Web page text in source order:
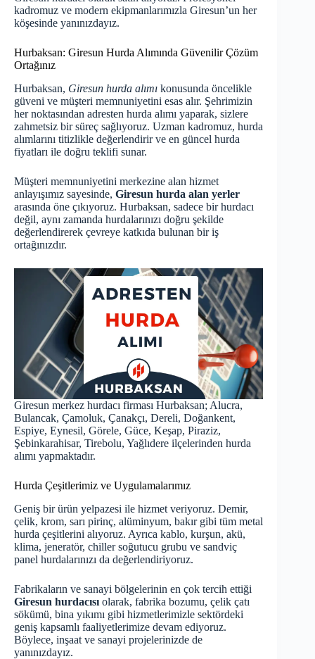
kadromuz ve modern ekipmanlarımızla Giresun’un her
köşesinde yanınızdayız.
Hurbaksan: Giresun Hurda Alımında Güvenilir Çözüm
Ortağınız
Hurbaksan, Giresun hurda alımı konusunda öncelikle
güveni ve müşteri memnuniyetini esas alır. Şehrimizin
her noktasından adresten hurda alımı yaparak, sizlere
zahmetsiz bir süreç sağlıyoruz. Uzman kadromuz, hurda
alımlarını titizlikle değerlendirir ve en güncel hurda
fiyatları ile doğru teklifi sunar.
Müşteri memnuniyetini merkezine alan hizmet
anlayışımız sayesinde, Giresun hurda alan yerler
arasında öne çıkıyoruz. Hurbaksan, sadece bir hurdacı
değil, aynı zamanda hurdalarınızı doğru şekilde
değerlendirerek çevreye katkıda bulunan bir iş
ortağınızdır.
Giresun merkez hurdacı firması Hurbaksan; Alucra,
Bulancak, Çamoluk, Çanakçı, Dereli, Doğankent,
Espiye, Eynesil, Görele, Güce, Keşap, Piraziz,
Şebinkarahisar, Tirebolu, Yağlıdere ilçelerinden hurda
alımı yapmaktadır.
Hurda Çeşitlerimiz ve Uygulamalarımız
Geniş bir ürün yelpazesi ile hizmet veriyoruz. Demir,
çelik, krom, sarı pirinç, alüminyum, bakır gibi tüm metal
hurda çeşitlerini alıyoruz. Ayrıca kablo, kurşun, akü,
klima, jeneratör, chiller soğutucu grubu ve sandviç
panel hurdalarınızı da değerlendiriyoruz.
Fabrikaların ve sanayi bölgelerinin en çok tercih ettiği
Giresun hurdacısı olarak, fabrika bozumu, çelik çatı
sökümü, bina yıkımı gibi hizmetlerimizle sektördeki
geniş kapsamlı faaliyetlerimize devam ediyoruz.
Böylece, inşaat ve sanayi projelerinizde de
yanınızdayız.